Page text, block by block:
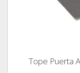
Tope Puerta